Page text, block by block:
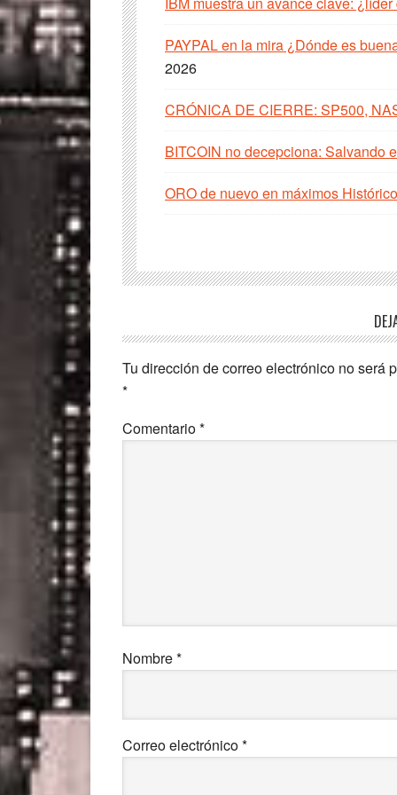
PAYPAL en la mira ¿Dónde es
2026
CRÓNICA DE CIERRE: SP500,
BITCOIN no decepciona: Salvando
ORO de nuevo en máximos
con
los
lectores
Tu dirección de correo electrónico no será
*
Comentario*
Nombre*
Correo electrónico*